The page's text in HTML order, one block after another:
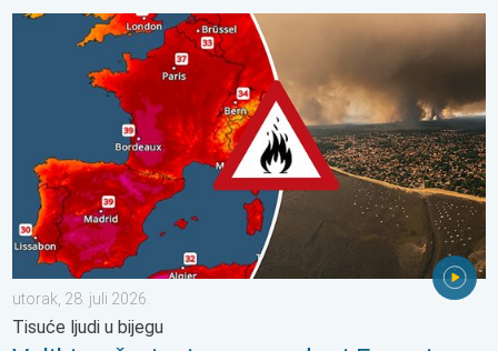
Veliki požari u jugozapadnoj Europi. Tisuće ljudi u bijegu. . .
utorak, 28. juli 2026.
Tisuće ljudi u bijegu